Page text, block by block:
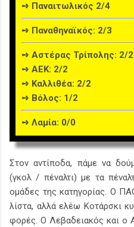
➺ Παναιτωλικός 2/4
➺ Παναθηναϊκός: 2/3
➺ Αστέρας Τρίπολης: 2/2
➺ ΑΕΚ: 2/2
➺ Καλλιθέα: 2/2
➺ Βόλος: 1/2
➺ Λαμία: 0/0
Στον αντίποδα, πάμε να
(γκολ / πέναλτι) με τα
ομάδες της κατηγορίας. Ο
λίστα, αλλά ελέω Κοτάρσκι
φορές. Ο Λεβαδειακός και ο